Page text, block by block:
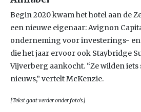
Begin 2020 kwam het hotel aan de
een nieuwe eigenaar: Avignon
onderneming voor investerings-
die het jaar ervoor ook Staybridge
Vijverberg aankocht. “Ze wilden
nieuws,” vertelt McKenzie.
[Tekst gaat verder onder foto’s.]